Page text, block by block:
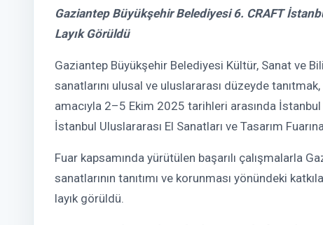
Gaziantep Büyükşehir Belediyesi 6. CRAFT
Layık Görüldü
Gaziantep Büyükşehir Belediyesi Kültür, Sanat ve
sanatlarını ulusal ve uluslararası düzeyde
amacıyla 2–5 Ekim 2025 tarihleri arasında İstanbul
İstanbul Uluslararası El Sanatları ve Tasarım
Fuar kapsamında yürütülen başarılı çalışmalarla
sanatlarının tanıtımı ve korunması yönündeki
layık görüldü.